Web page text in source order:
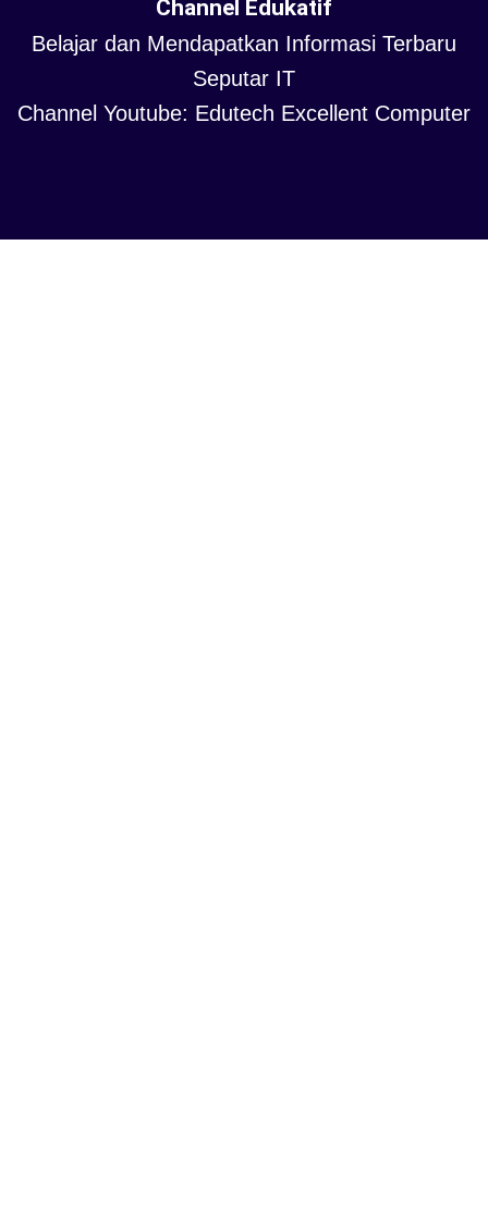
Channel Edukatif
Belajar dan Mendapatkan Informasi Terbaru
Seputar IT
Channel Youtube: Edutech Excellent Computer